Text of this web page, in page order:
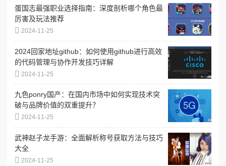
蛋国志最强职业选择指南：深度剖析哪个角色最
厉害及玩法推荐
2024-11-25
2024回家地址github：如何使用github进行高效
的代码管理与协作开发技巧详解
2024-11-25
九色ponry国产：在国内市场中如何实现技术突
破与品牌价值的双重提升？
2024-11-25
武神赵子龙手游：全面解析称号获取方法与技巧
大全
2024-11-25